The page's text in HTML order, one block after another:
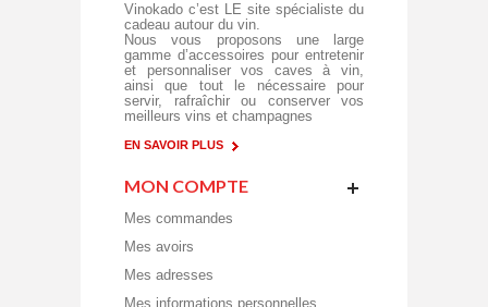
Vinokado c’est LE site spécialiste du
cadeau autour du vin.
Nous vous proposons une large
gamme d’accessoires pour entretenir
et personnaliser vos caves à vin,
ainsi que tout le nécessaire pour
servir, rafraîchir ou conserver vos
meilleurs vins et champagnes
EN SAVOIR PLUS
MON COMPTE
Mes commandes
Mes avoirs
Mes adresses
Mes informations personnelles